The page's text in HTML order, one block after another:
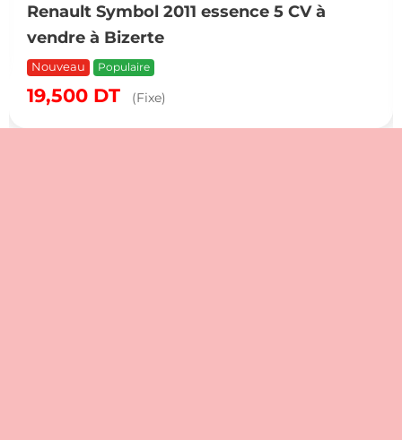
Renault Symbol 2011 essence 5 CV à
vendre à Bizerte
Nouveau Populaire
19,500 DT (Fixe)